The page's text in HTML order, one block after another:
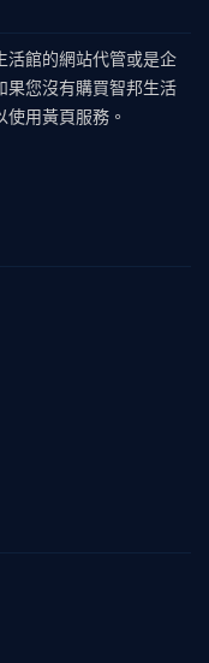
活館的網站代管或是企
果您沒有購買智邦生活
用黃頁服務。